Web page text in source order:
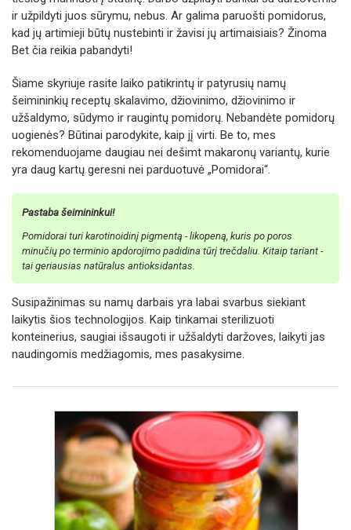
ir užpildyti juos sūrymu, nebus. Ar galima paruošti pomidorus,
kad jų artimieji būtų nustebinti ir žavisi jų artimaisiais? Žinoma
Bet čia reikia pabandyti!
Šiame skyriuje rasite laiko patikrintų ir patyrusių namų
šeimininkių receptų skalavimo, džiovinimo, džiovinimo ir
užšaldymo, sūdymo ir raugintų pomidorų. Nebandėte pomidorų
uogienės? Būtinai parodykite, kaip jį virti. Be to, mes
rekomenduojame daugiau nei dešimt makaronų variantų, kurie
yra daug kartų geresni nei parduotuvė „Pomidorai“.
Pastaba šeimininkui!
Pomidorai turi karotinoidinį pigmentą - likopeną, kuris po poros
minučių po terminio apdorojimo padidina tūrį trečdaliu. Kitaip tariant -
tai geriausias natūralus antioksidantas.
Susipažinimas su namų darbais yra labai svarbus siekiant
laikytis šios technologijos. Kaip tinkamai sterilizuoti
konteinerius, saugiai išsaugoti ir užšaldyti daržoves, laikyti jas
naudingomis medžiagomis, mes pasakysime.